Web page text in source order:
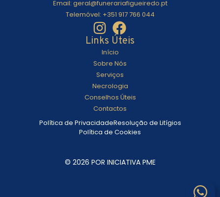
Links Úteis
Início
Sobre Nós
Serviços
Necrologia
Conselhos Úteis
Contactos
Email: geral@funerariafigueiredo.pt
Telemóvel: +351 917 766 044
© 2026 POR INICIATIVA PME
Política de PrivacidadeResolução de Litígios
Política de Cookies